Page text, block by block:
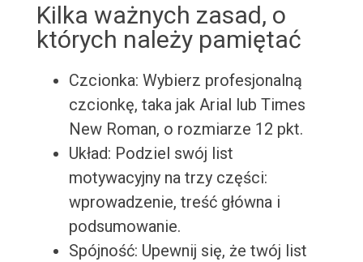
Kilka ważnych zasad, o
których należy pamiętać
Czcionka: Wybierz profesjonalną
czcionkę, taka jak Arial lub Times
New Roman, o rozmiarze 12 pkt.
Układ: Podziel swój list
motywacyjny na trzy części:
wprowadzenie, treść główna i
podsumowanie.
Spójność: Upewnij się, że twój list